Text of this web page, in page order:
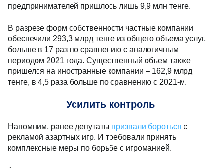
предпринимателей пришлось лишь 9,9 млн тенге.
В разрезе форм собственности частные компании
обеспечили 293,3 млрд тенге из общего объема услуг,
больше в 17 раз по сравнению с аналогичным
периодом 2021 года. Существенный объем также
пришелся на иностранные компании – 162,9 млрд
тенге, в 4,5 раза больше по сравнению с 2021-м.
Усилить контроль
Напомним, ранее депутаты призвали бороться с
рекламой азартных игр. И требовали принять
комплексные меры по борьбе с игроманией.